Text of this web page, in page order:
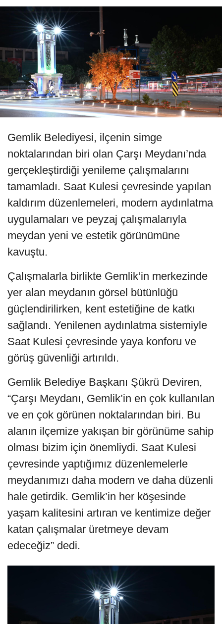
Gemlik Belediyesi, ilçenin simge
noktalarından biri olan Çarşı Meydanı’nda
gerçekleştirdiği yenileme çalışmalarını
tamamladı. Saat Kulesi çevresinde yapılan
kaldırım düzenlemeleri, modern aydınlatma
uygulamaları ve peyzaj çalışmalarıyla
meydan yeni ve estetik görünümüne
kavuştu.
Çalışmalarla birlikte Gemlik’in merkezinde
yer alan meydanın görsel bütünlüğü
güçlendirilirken, kent estetiğine de katkı
sağlandı. Yenilenen aydınlatma sistemiyle
Saat Kulesi çevresinde yaya konforu ve
görüş güvenliği artırıldı.
Gemlik Belediye Başkanı Şükrü Deviren,
“Çarşı Meydanı, Gemlik’in en çok kullanılan
ve en çok görünen noktalarından biri. Bu
alanın ilçemize yakışan bir görünüme sahip
olması bizim için önemliydi. Saat Kulesi
çevresinde yaptığımız düzenlemelerle
meydanımızı daha modern ve daha düzenli
hale getirdik. Gemlik’in her köşesinde
yaşam kalitesini artıran ve kentimize değer
katan çalışmalar üretmeye devam
edeceğiz” dedi.